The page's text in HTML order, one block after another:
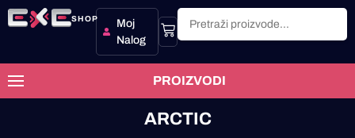
SHOP
Moj
Nalog
PROIZVODI
ARCTIC